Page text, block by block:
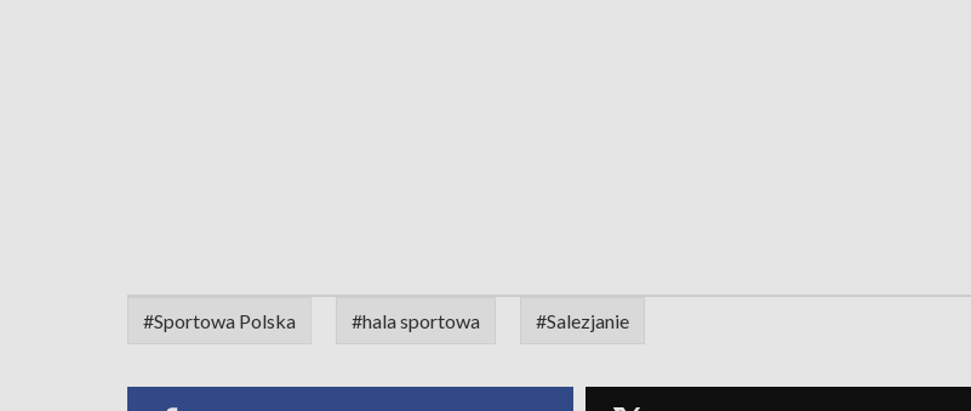
#Sportowa Polska #hala sportowa #Salezjanie